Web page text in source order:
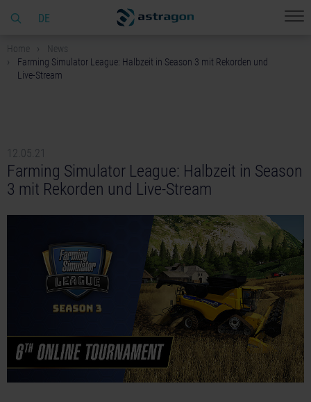
DE
Home
News
Farming Simulator League: Halbzeit in Season 3 mit Rekorden und
Live-Stream
12.05.21
Farming Simulator League: Halbzeit in Season
3 mit Rekorden und Live-Stream